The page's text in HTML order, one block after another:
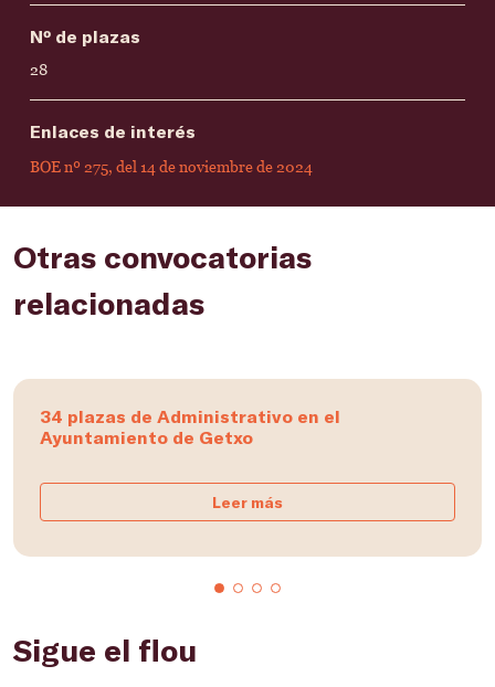
Nº de plazas
28
Enlaces de interés
BOE nº 275, del 14 de noviembre de 2024
Otras convocatorias
relacionadas
34 plazas de Administrativo en el
Ayuntamiento de Getxo
Leer más
Sigue el flou